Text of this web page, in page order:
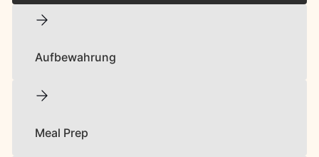
Aufbewahrung
Meal Prep